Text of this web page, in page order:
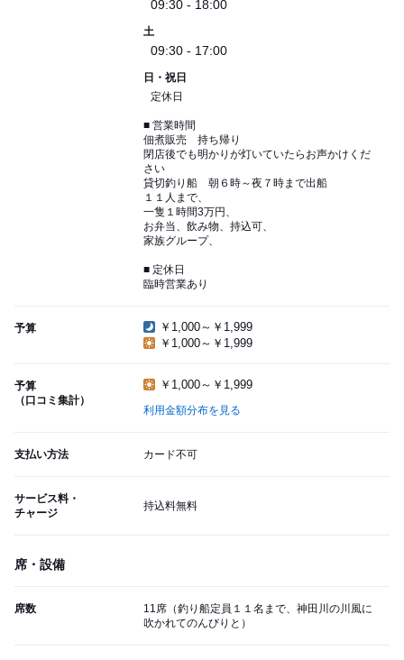
09:30 - 18:00
土
09:30 - 17:00
日・祝日
定休日
■ 営業時間
佃煮販売 持ち帰り
閉店後でも明かりが灯いていたらお声かけくだ
さい
貸切釣り船 朝６時～夜７時まで出船
１１人まで、
一隻１時間3万円、
お弁当、飲み物、持込可、
家族グループ、
■ 定休日
臨時営業あり
予算
￥1,000～￥1,999
￥1,000～￥1,999
予算
（口コミ集計）
￥1,000～￥1,999
利用金額分布を見る
支払い方法 カード不可
サービス料・
チャージ
持込料無料
席・設備
席数
11席（釣り船定員１１名まで、神田川の川風に
吹かれてのんびりと）